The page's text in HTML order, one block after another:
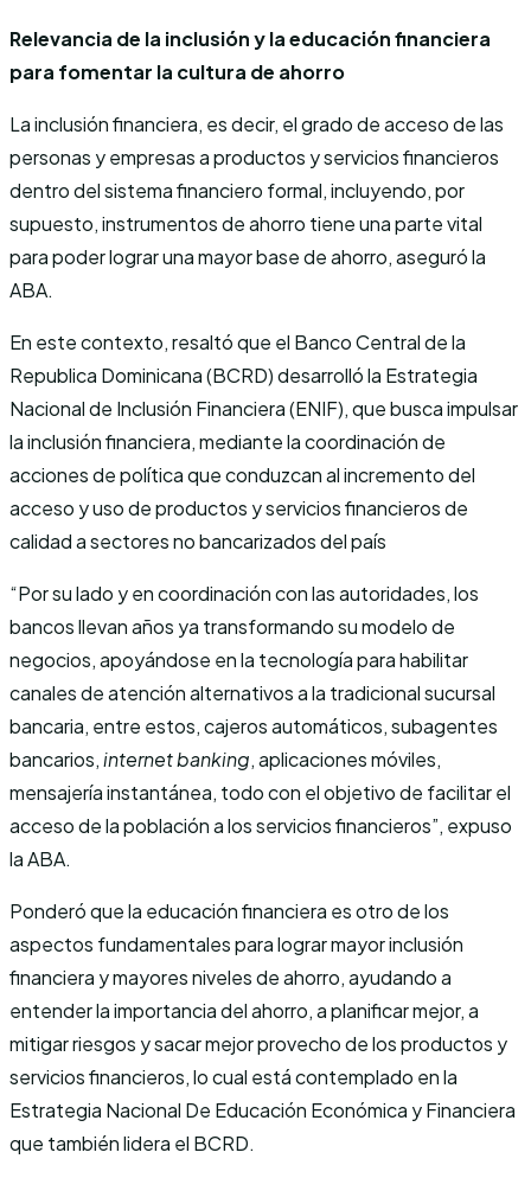
Relevancia de la inclusión y la educación financiera
para fomentar la cultura de ahorro
La inclusión financiera, es decir, el grado de acceso de las
personas y empresas a productos y servicios financieros
dentro del sistema financiero formal, incluyendo, por
supuesto, instrumentos de ahorro tiene una parte vital
para poder lograr una mayor base de ahorro, aseguró la
ABA.
En este contexto, resaltó que el Banco Central de la
Republica Dominicana (BCRD) desarrolló la Estrategia
Nacional de Inclusión Financiera (ENIF), que busca impulsar
la inclusión financiera, mediante la coordinación de
acciones de política que conduzcan al incremento del
acceso y uso de productos y servicios financieros de
calidad a sectores no bancarizados del país
“Por su lado y en coordinación con las autoridades, los
bancos llevan años ya transformando su modelo de
negocios, apoyándose en la tecnología para habilitar
canales de atención alternativos a la tradicional sucursal
bancaria, entre estos, cajeros automáticos, subagentes
bancarios,internet banking, aplicaciones móviles,
mensajería instantánea, todo con el objetivo de facilitar el
acceso de la población a los servicios financieros”, expuso
la ABA.
Ponderó que la educación financiera es otro de los
aspectos fundamentales para lograr mayor inclusión
financiera y mayores niveles de ahorro, ayudando a
entender la importancia del ahorro, a planificar mejor, a
mitigar riesgos y sacar mejor provecho de los productos y
servicios financieros, lo cual está contemplado en la
Estrategia Nacional De Educación Económica y Financiera
que también lidera el BCRD.